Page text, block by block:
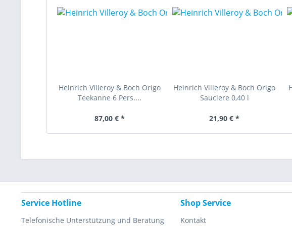
Heinrich Villeroy & Boch Origo
Teekanne 6 Pers....
87,00 € *
Heinrich Villeroy & Boch Origo
Sauciere 0,40 l
21,90 € *
Service Hotline
Telefonische Unterstützung und Beratung
Shop Service
Kontakt